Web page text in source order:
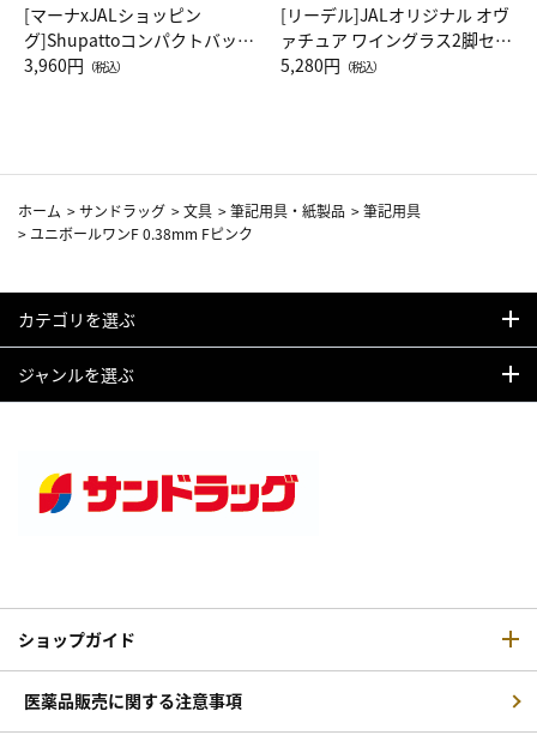
[マーナxJALショッピン
グ]Shupattoコンパクトバッグ
Drop JAL客室乗務員（LC）ス
3,960円 （税込）
[リーデル]JALオリジナル オヴ
ァチュア ワイングラス2脚セッ
ト（レッドワイン）
5,280円 （税込）
ホーム >サンドラッグ >文具 >筆記用具・紙製品 >筆記用具
> ユニボールワンF 0.38mm Fピンク
カテゴリを選ぶ
ジャンルを選ぶ
ショップガイド
医薬品販売に関する注意事項